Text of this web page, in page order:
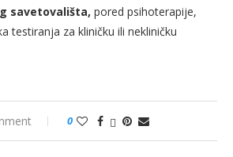
savetovališta, pored psihoterapije,
testiranja za kliničku ili nekliničku
0